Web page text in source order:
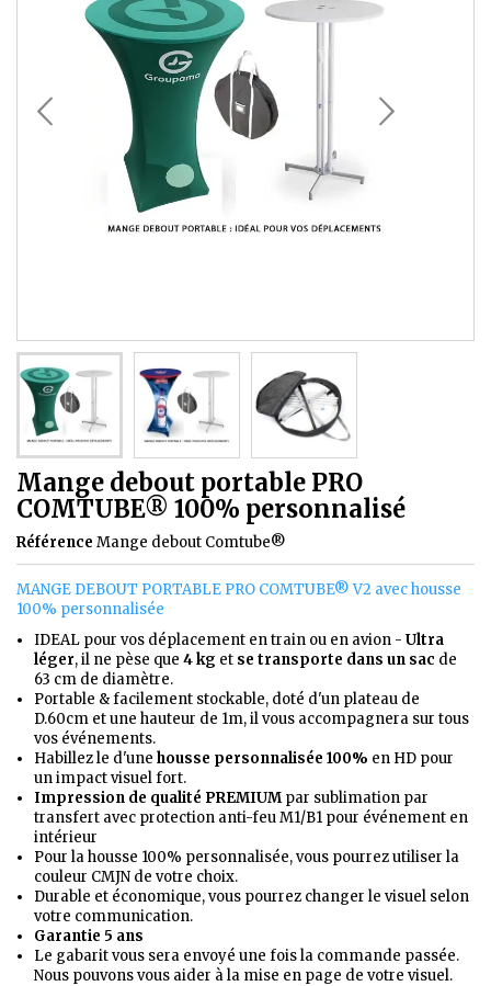
Mange debout portable PRO
COMTUBE® 100% personnalisé
Référence Mange debout Comtube®
MANGE DEBOUT PORTABLE PRO COMTUBE® V2 avec housse
100% personnalisée
IDEAL pour vos déplacement en train ou en avion - Ultra
léger, il ne pèse que 4 kg et se transporte dans un sac de
63 cm de diamètre.
Portable & facilement stockable, doté d'un plateau de
D.60cm et une hauteur de 1m, il vous accompagnera sur tous
vos événements.
Habillez le d'une housse personnalisée 100% en HD pour
un impact visuel fort.
Impression de qualité PREMIUMpar sublimation par
transfert avec protection anti-feu M1/B1 pour événement en
intérieur
Pour la housse 100% personnalisée, vous pourrez utiliser la
couleur CMJN de votre choix.
Durable et économique, vous pourrez changer le visuel selon
votre communication.
Garantie 5 ans
Le gabarit vous sera envoyé une fois la commande passée.
Nous pouvons vous aider à la mise en page de votre visuel.